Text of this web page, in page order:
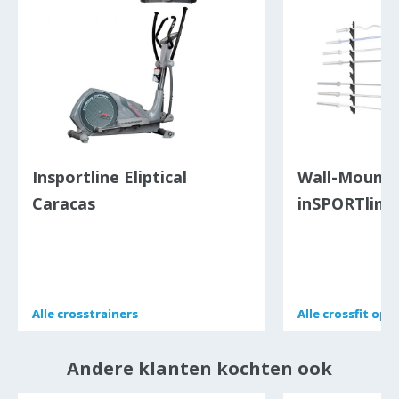
Insportline Eliptical
Caracas
Alle crosstrainers
Alle crosstrainers
Wall-
Alle crossfit
Alle crossfit
Andere klanten kochten ook